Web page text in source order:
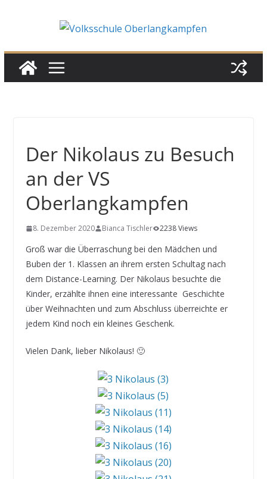
Der Nikolaus zu Besuch
an der VS
Oberlangkampfen
8. Dezember 2020 Bianca Tischler 2238 Views
Groß war die Überraschung bei den Mädchen und
Buben der 1. Klassen an ihrem ersten Schultag nach
dem Distance-Learning. Der Nikolaus besuchte die
Kinder, erzählte ihnen eine interessante Geschichte
über Weihnachten und zum Abschluss überreichte er
jedem Kind noch ein kleines Geschenk.
Vielen Dank, lieber Nikolaus! 🙂